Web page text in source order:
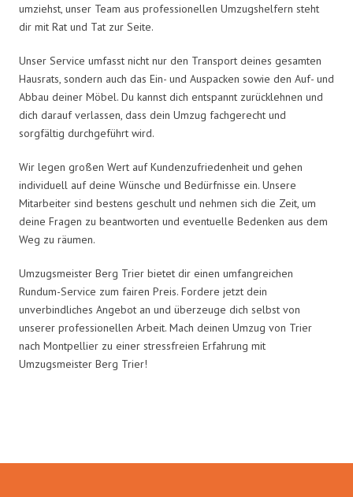
umziehst, unser Team aus professionellen Umzugshelfern steht
dir mit Rat und Tat zur Seite.
Unser Service umfasst nicht nur den Transport deines gesamten
Hausrats, sondern auch das Ein- und Auspacken sowie den Auf- und
Abbau deiner Möbel. Du kannst dich entspannt zurücklehnen und
dich darauf verlassen, dass dein Umzug fachgerecht und
sorgfältig durchgeführt wird.
Wir legen großen Wert auf Kundenzufriedenheit und gehen
individuell auf deine Wünsche und Bedürfnisse ein. Unsere
Mitarbeiter sind bestens geschult und nehmen sich die Zeit, um
deine Fragen zu beantworten und eventuelle Bedenken aus dem
Weg zu räumen.
Umzugsmeister Berg Trier bietet dir einen umfangreichen
Rundum-Service zum fairen Preis. Fordere jetzt dein
unverbindliches Angebot an und überzeuge dich selbst von
unserer professionellen Arbeit. Mach deinen Umzug von Trier
nach Montpellier zu einer stressfreien Erfahrung mit
Umzugsmeister Berg Trier!